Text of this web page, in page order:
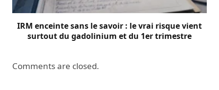
IRM enceinte sans le savoir : le vrai risque vient
surtout du gadolinium et du 1er trimestre
Comments are closed.